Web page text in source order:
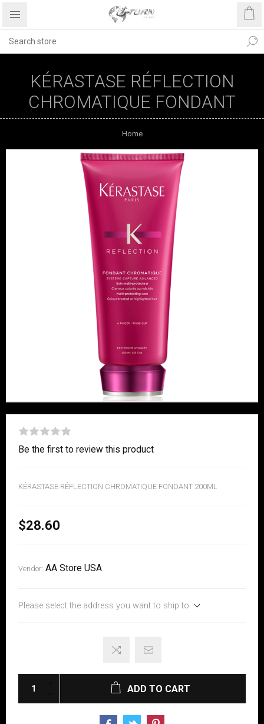
KÉRASTASE RÉFLECTION
CHROMATIQUE FONDANT
Home
Be the first to review this product
KÉRASTASE RÉFLECTION CHROMATIQUE FONDANT 200ML
$28.60
Vendor: AA Store USA
Please select the address you want to ship to
ADD TO CART